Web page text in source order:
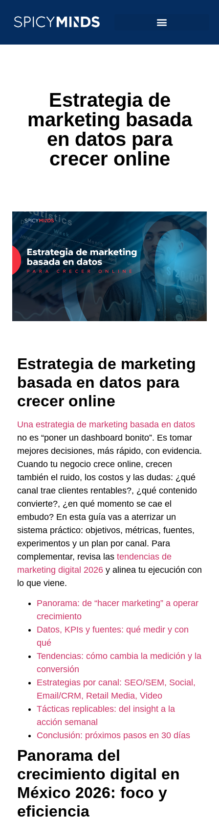
Estrategia de
marketing basada
en datos para
crecer online
Estrategia de marketing
basada en datos para
crecer online
Una estrategia de marketing basada en datos
no es “poner un dashboard bonito”. Es tomar
mejores decisiones, más rápido, con evidencia.
Cuando tu negocio crece online, crecen
también el ruido, los costos y las dudas: ¿qué
canal trae clientes rentables?, ¿qué contenido
convierte?, ¿en qué momento se cae el
embudo? En esta guía vas a aterrizar un
sistema práctico: objetivos, métricas, fuentes,
experimentos y un plan por canal. Para
complementar, revisa las tendencias de
marketing digital 2026 y alinea tu ejecución con
lo que viene.
Panorama: de “hacer marketing” a operar
crecimiento
Datos, KPIs y fuentes: qué medir y con
qué
Tendencias: cómo cambia la medición y la
conversión
Estrategias por canal: SEO/SEM, Social,
Email/CRM, Retail Media, Video
Tácticas replicables: del insight a la
acción semanal
Conclusión: próximos pasos en 30 días
Panorama del
crecimiento digital en
México 2026: foco y
eficiencia